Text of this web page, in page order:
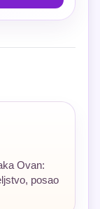
Ovan:
posao